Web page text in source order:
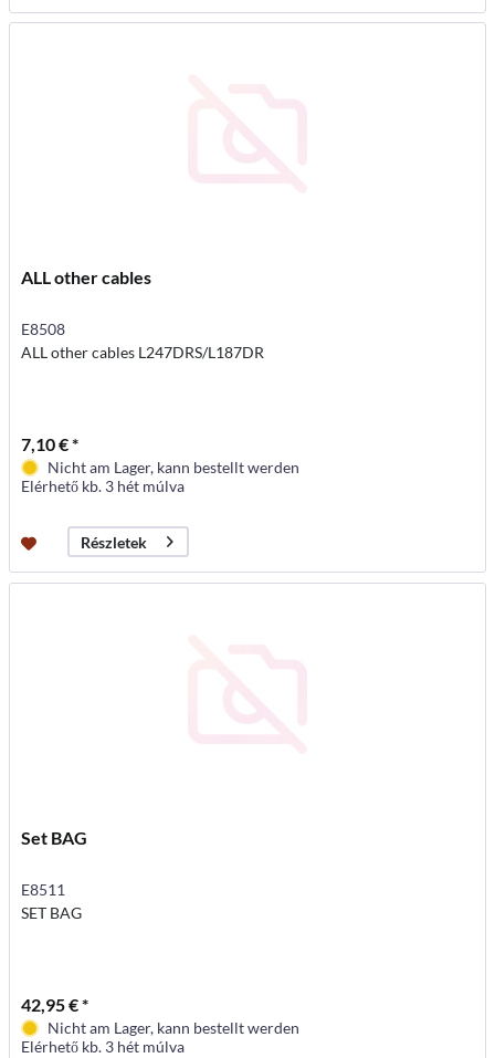
ALL other cables
E8508
ALL other cables L247DRS/L187DR
7,10 € *
Nicht am Lager, kann bestellt werden
Elérhető kb. 3 hét múlva
Részletek
Set BAG
E8511
SET BAG
42,95 € *
Nicht am Lager, kann bestellt werden
Elérhető kb. 3 hét múlva